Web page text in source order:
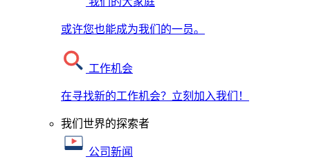
或许您也能成为我们的一员。
工作机会
在寻找新的工作机会？立刻加入我们！
我们世界的探索者
公司新闻